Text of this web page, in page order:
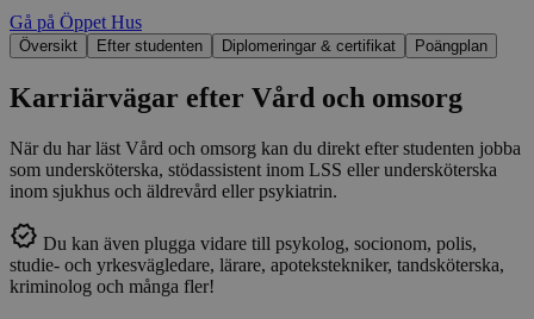
Gå på Öppet Hus
Översikt Efter studenten Diplomeringar & certifikat Poängplan
Karriärvägar efter Vård och omsorg
När du har läst Vård och omsorg kan du direkt efter studenten jobba
som undersköterska, stödassistent inom LSS eller undersköterska
inom sjukhus och äldrevård eller psykiatrin.
Du kan även plugga vidare till psykolog, socionom, polis,
studie- och yrkesvägledare, lärare, apotekstekniker, tandsköterska,
kriminolog och många fler!